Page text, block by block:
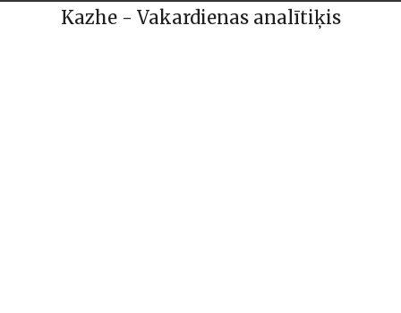
Kazhe - Vakardienas analītiķis